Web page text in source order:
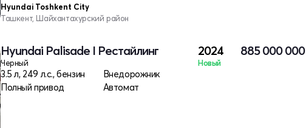
Hyundai Toshkent City
Ташкент, Шайхантахурский район
Hyundai Palisade I Рестайлинг
Черный
3.5 л, 249 л.с., бензин
Внедорожник
Полный привод
Автомат
2024
Новый
885 000 000